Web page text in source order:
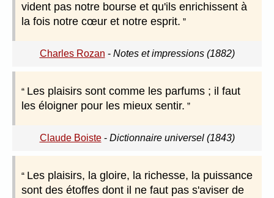
vident pas notre bourse et qu'ils enrichissent à
la fois notre cœur et notre esprit.
Charles Rozan - Notes et impressions (1882)
Les plaisirs sont comme les parfums ; il faut
les éloigner pour les mieux sentir.
Claude Boiste- Dictionnaire universel (1843)
Les plaisirs, la gloire, la richesse, la puissance
sont des étoffes dont il ne faut pas s'aviser de